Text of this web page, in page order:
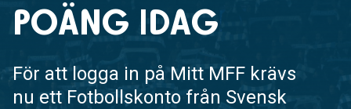
POÄNG IDAG
För att logga in på Mitt MFF krävs
nu ett Fotbollskonto från Svensk